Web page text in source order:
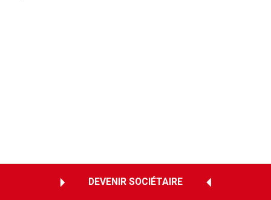
DEVENIR SOCIÉTAIRE